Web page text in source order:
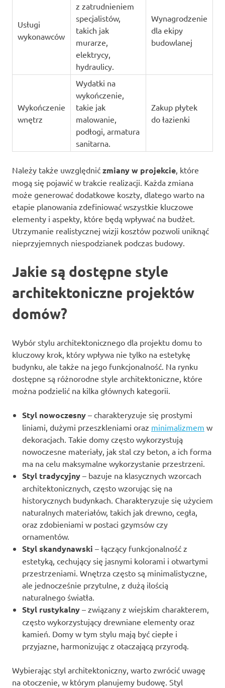
Usługi
wykonawców
z zatrudnieniem
specjalistów,
takich jak
murarze,
elektrycy,
hydraulicy.
Wynagrodzenie
dla ekipy
budowlanej
Wykończenie
wnętrz
Wydatki na
wykończenie,
takie jak
malowanie,
podłogi, armatura
sanitarna.
Zakup płytek
do łazienki
Należy także uwzględnić zmiany w projekcie , które
mogą się pojawić w trakcie realizacji. Każda zmiana
może generować dodatkowe koszty, dlatego warto na
etapie planowania zdefiniować wszystkie kluczowe
elementy i aspekty, które będą wpływać na budżet.
Utrzymanie realistycznej wizji kosztów pozwoli uniknąć
nieprzyjemnych niespodzianek podczas budowy.
Jakie są dostępne style
architektoniczne projektów
domów?
Wybór stylu architektonicznego dla projektu domu to
kluczowy krok, który wpływa nie tylko na estetykę
budynku, ale także na jego funkcjonalność. Na rynku
dostępne są różnorodne style architektoniczne, które
można podzielić na kilka głównych kategorii.
Styl nowoczesny – charakteryzuje się prostymi
liniami, dużymi przeszkleniami oraz minimalizmem w
dekoracjach. Takie domy często wykorzystują
nowoczesne materiały, jak stal czy beton, a ich forma
ma na celu maksymalne wykorzystanie przestrzeni.
Styl tradycyjny – bazuje na klasycznych wzorcach
architektonicznych, często wzorując się na
historycznych budynkach. Charakteryzuje się użyciem
naturalnych materiałów, takich jak drewno, cegła,
oraz zdobieniami w postaci gzymsów czy
ornamentów.
Styl skandynawski – łączący funkcjonalność z
estetyką, cechujący się jasnymi kolorami i otwartymi
przestrzeniami. Wnętrza często są minimalistyczne,
ale jednocześnie przytulne, z dużą ilością
naturalnego światła.
Styl rustykalny – związany z wiejskim charakterem,
często wykorzystujący drewniane elementy oraz
kamień. Domy w tym stylu mają być ciepłe i
przyjazne, harmonizując z otaczającą przyrodą.
Wybierając styl architektoniczny, warto zwrócić uwagę
na otoczenie, w którym planujemy budowę. Styl